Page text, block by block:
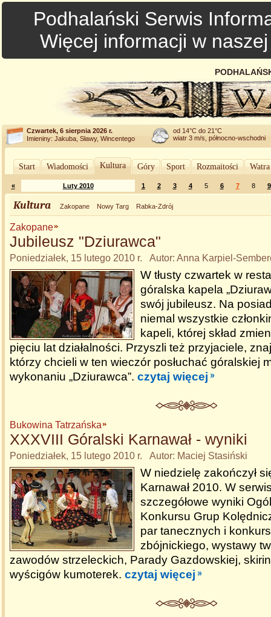
Podhalański Serwis
Więcej informacji w
Czwartek, 6 sierpnia 2026 r.
Imieniny: Jakuba, Sławy, Wincentego
od 14°C do 21°C
wiatr 3 m/s, północno-wschodni
Start Wiadomości Kultura Góry Sport Rozmaitości
« Luty 2010 1 2 3 4 5 6 7 8 9
Kultura Zakopane Nowy Targ Rabka-Zdrój
Zakopane
Jubileusz "Dziurawca"
Poniedziałek, 15 lutego 2010 r. Autor: Anna Karpiel-
W tłusty czwartek w
góralska kapela
swój jubileusz. Na
niemal wszystkie
kapeli, której skład
pięciu lat działalności. Przyszli też przyjaciele,
którzy chcieli w ten wieczór posłuchać góralskiej
wykonaniu „Dziurawca”. czytaj więcej
Bukowina Tatrzańska
XXXVIII Góralski Karnawał - wyniki
Poniedziałek, 15 lutego 2010 r. Autor: Maciej Stasiński
W niedzielę zakończył
Karnawał 2010. W
szczegółowe wyniki
Konkursu Grup
par tanecznych i
zbójnickiego, wystawy
zawodów strzeleckich, Parady Gazdowskiej,
wyścigów kumoterek. czytaj więcej